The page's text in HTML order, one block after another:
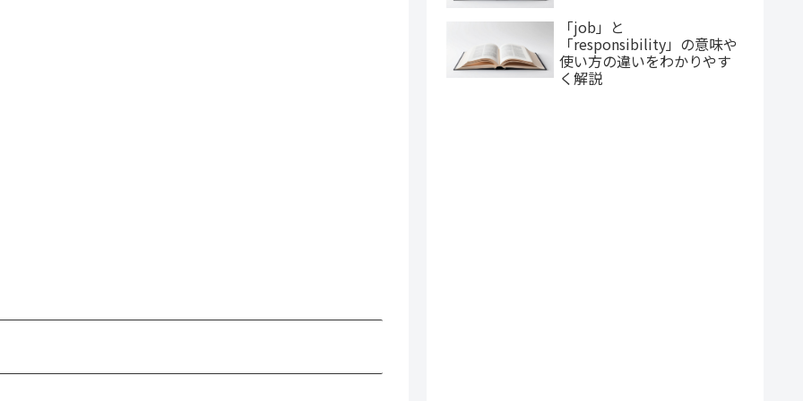
「job」と
「responsibility」の意味や
使い方の違いをわかりやす
く解説